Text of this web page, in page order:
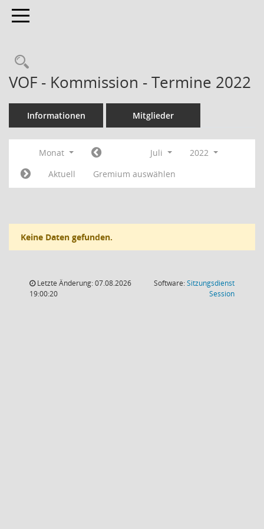
Toggle navigation
Rechercheauswahl
VOF - Kommission - Termine 2022
Informationen Mitglieder
Monat Juli
2022
Aktuell
Gremium auswählen
Keine Daten gefunden.
Letzte Änderung: 07.08.2026
19:00:20
Software:Sitzungsdienst
Session(Wird in